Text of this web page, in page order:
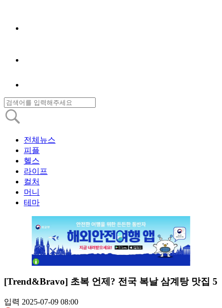
전체뉴스
피플
헬스
라이프
컬처
머니
테마
[Trend&Bravo] 초복 언제? 전국 복날 삼계탕 맛집 5
입력 2025-07-09 08:00